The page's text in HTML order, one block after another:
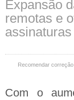
Expansão
remotas e
Recomendar correção
Com o